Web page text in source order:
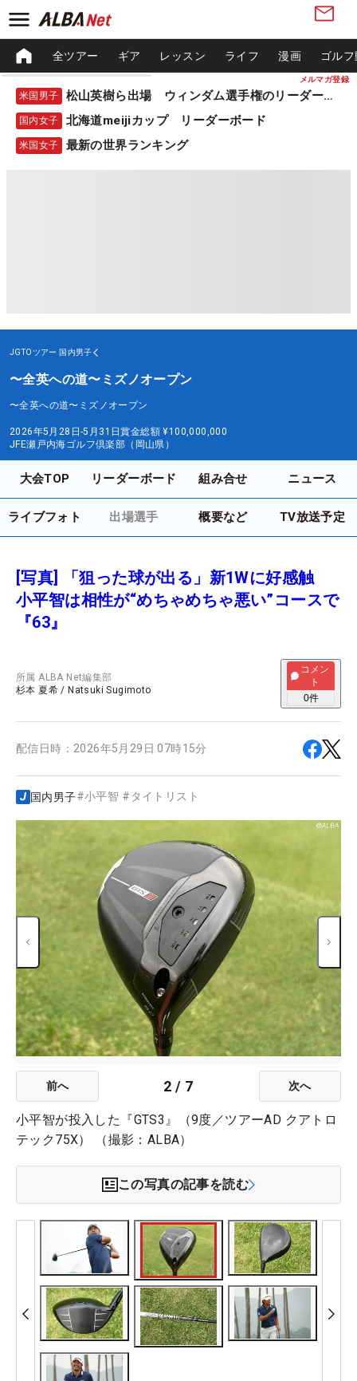
メルマガ登録
全ツアー ギア レッスン ライフ 漫画 ゴル
米国男子 松山英樹ら出場 ウィンダム選手権のリーダーボード
国内女子 北海道meijiカップ リーダーボード
米国女子 最新の世界ランキング
JGTOツアー 国内男子
〜全英への道〜ミズノオープン
〜全英への道〜ミズノオープン
2026年5月28日-5月31日賞金総額 ¥100,000,000
JFE瀬戸内海ゴルフ倶楽部（岡山県）
大会TOP リーダーボード 組み合せ ニュース
ライブフォト 出場選手 概要など TV放送予定
[写真] 「狙った球が出る」新1Wに好感触
小平智は相性が“めちゃめちゃ悪い”コースで
『63』
所属ALBA Net編集部
杉本 夏希 / Natsuki Sugimoto
コメン
ト
0件
配信日時： 2026年5月29日 07時15分
国内男子#小平智 # タイトリスト
前へ 2 / 7 次へ
小平智が投入した『GTS3』（9度／ツアーAD クアトロ
テック75X） （撮影：ALBA）
この写真の記事を読む